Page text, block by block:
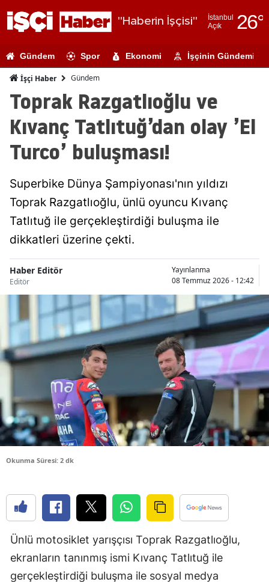
"Haberin İşçisi"
İstanbul
Açık
26°
Adıyaman
Amasya
Antalya
Artvin
Balıkesir
Bilecik
Bingöl
Bitlis
Bolu
Burdur
Çanakkale
Denizli
Edirne
Gündem Spor Ekonomi İşçinin Gündemi
İşçi Haber Gündem
Toprak Razgatlıoğlu ve
Kıvanç Tatlıtuğ’dan olay ’El
Turco’ buluşması!
Superbike Dünya Şampiyonası'nın yıldızı
Toprak Razgatlıoğlu, ünlü oyuncu Kıvanç
Tatlıtuğ ile gerçekleştirdiği buluşma ile
dikkatleri üzerine çekti.
Haber Editör
Editör
Yayınlanma
08 Temmuz 2026 - 12:42
Okunma Süresi: 2 dk
Ünlü motosiklet yarışçısı Toprak Razgatlıoğlu,
ekranların tanınmış ismi Kıvanç Tatlıtuğ ile
gerçekleştirdiği buluşma ile sosyal medya